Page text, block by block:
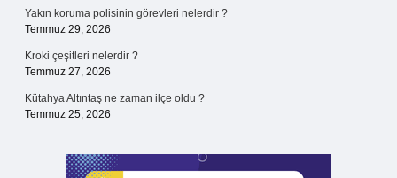
Yakın koruma polisinin görevleri nelerdir ?
Temmuz 29, 2026
Kroki çeşitleri nelerdir ?
Temmuz 27, 2026
Kütahya Altıntaş ne zaman ilçe oldu ?
Temmuz 25, 2026